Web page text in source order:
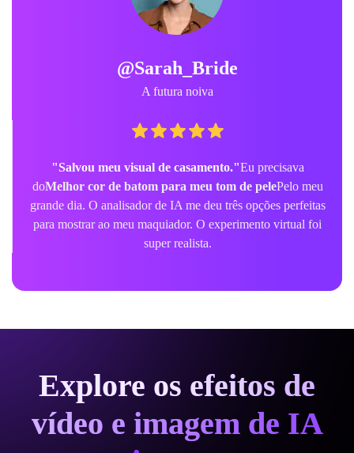
@Sarah_Bride
A futura noiva
"Salvou meu visual de casamento."Eu precisava
doMelhor cor de batom para meu tom de pelePelo meu
grande dia. O analisador de IA me deu três opções perfeitas
para mostrar ao meu maquiador. O experimento virtual foi
super realista.
Explore os efeitos de
vídeo e imagem de IA